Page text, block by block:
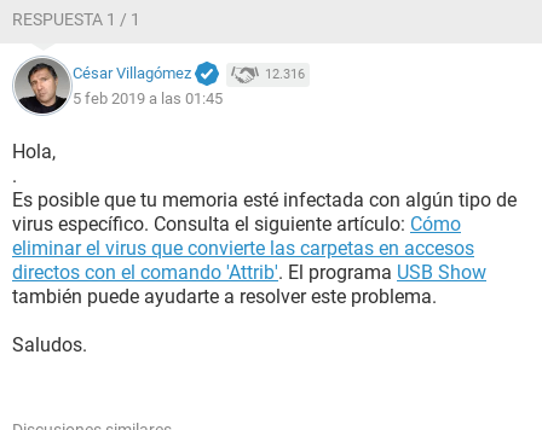
RESPUESTA 1 / 1
César Villagómez 12.316
5 feb 2019 a las 01:45
Hola,
.
Es posible que tu memoria esté infectada con algún tipo de
virus específico. Consulta el siguiente artículo: Cómo
eliminar el virus que convierte las carpetas en accesos
directos con el comando 'Attrib'. El programa USB Show
también puede ayudarte a resolver este problema.
Saludos.